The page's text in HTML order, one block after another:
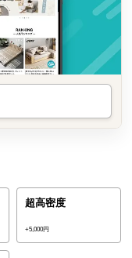
超高密度
+5,000円